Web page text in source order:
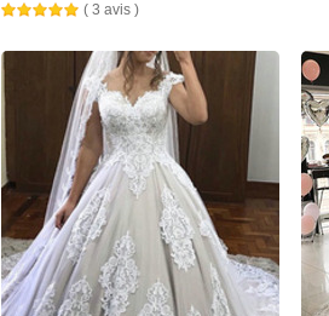
( 3 avis )